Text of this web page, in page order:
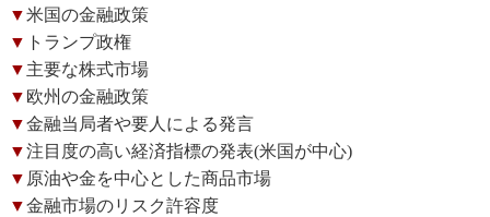
▼米国の金融政策
▼ トランプ政権
▼ 主要な株式市場
▼ 欧州の金融政策
▼金融当局者や要人による発言
▼注目度の高い経済指標の発表(米国が中心)
▼ 原油や金を中心とした商品市場
▼金融市場のリスク許容度